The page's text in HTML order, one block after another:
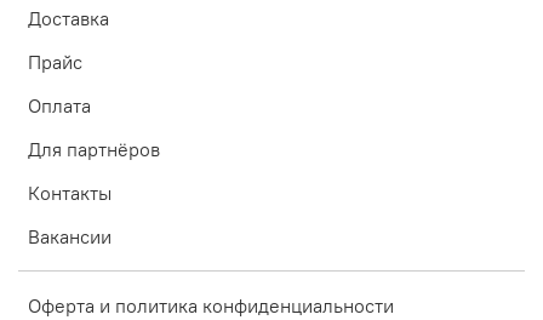
Доставка
Прайс
Оплата
Для партнёров
Контакты
Вакансии
Оферта и политика конфиденциальности